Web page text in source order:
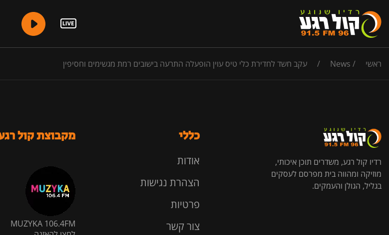
ראשי /
News
/ עקב חשד לחדירת כלי טיס עוין הופעלה התרעה בישובים רמת מגשימים וחסיפין
רדיו קול רגע, משדרים תוכן איכותי,
מוזיקה ומהווה בית מפרסם לעסקים
בגליל, הגולן והעמקים.
כללי
אודות
הצהרת נגישות
פרטיות
צור קשר
מקבוצת קול
MUZYKA 106.4FM